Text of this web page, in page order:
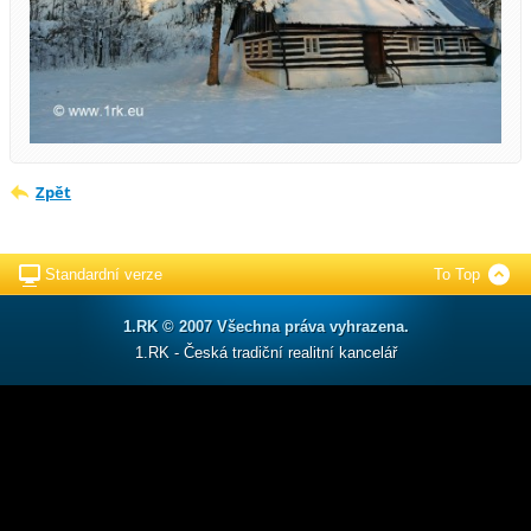
Zpět
Standardní verze To Top
1.RK © 2007 Všechna práva vyhrazena.
1.RK - Česká tradiční realitní kancelář